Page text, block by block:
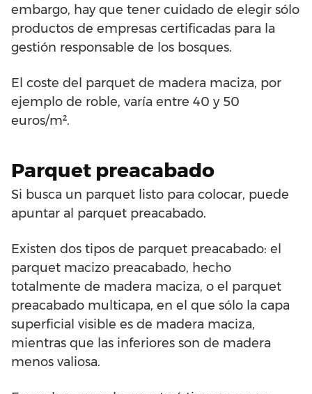
embargo, hay que tener cuidado de elegir sólo
productos de empresas certificadas para la
gestión responsable de los bosques.
El coste del parquet de madera maciza, por
ejemplo de roble, varía entre 40 y 50
euros/m².
Parquet preacabado
Si busca un parquet listo para colocar, puede
apuntar al parquet preacabado.
Existen dos tipos de parquet preacabado: el
parquet macizo preacabado, hecho
totalmente de madera maciza, o el parquet
preacabado multicapa, en el que sólo la capa
superficial visible es de madera maciza,
mientras que las inferiores son de madera
menos valiosa.